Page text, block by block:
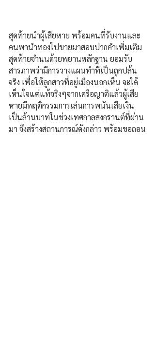
สุดท้ายนำผู้เสียหาย พร้อมคนที่รับงานและ
คนพานำทองไปขายมาสอบปากคำเพิ่มเติม
สุดท้ายจำนนด้วยพยานหลักฐาน ยอมรับ
สารภาพว่ามีการวางแผนทำทีเป็นถูกปล้น
จริง เพื่อให้ลูกสาวที่อยู่เมืองนอกเห็น จะได้
เห็นใจแต่แท้จริงๆจากเครือญาติแล้วผู้เสีย
หายมีพฤติกรรมการเล่นการพนันเสียเงิน
เป็นล้านบาทในช่วงเทศกาลสงกรานต์ที่ผ่าน
มา จึงสร้างสถานการณ์ดังกล่าว พร้อมขอถอน